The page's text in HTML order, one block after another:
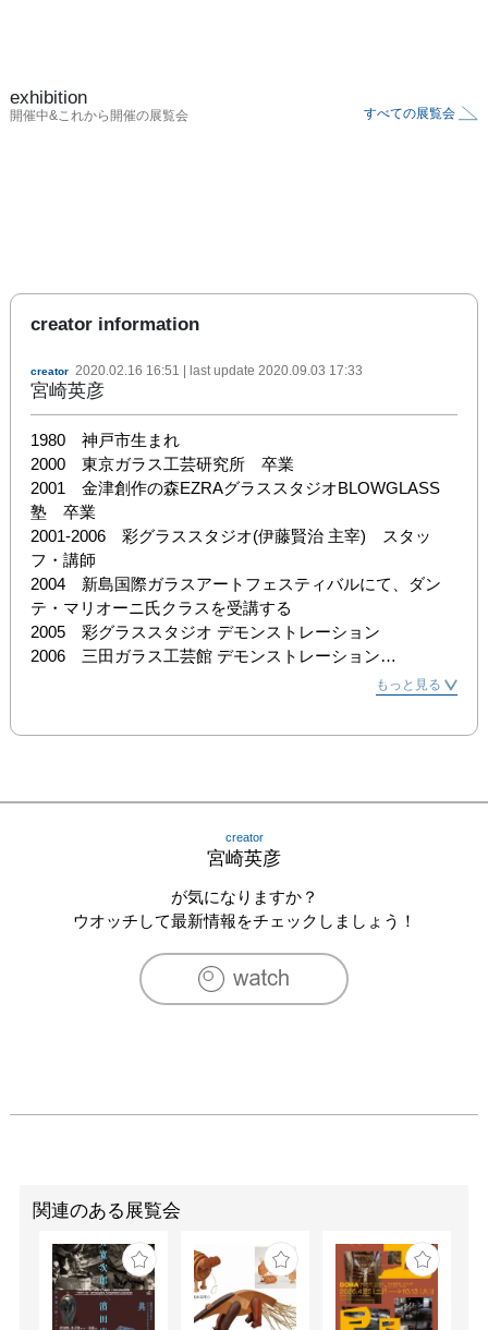
exhibition
開催中&これから開催の展覧会 すべての展覧会
creator information
creator 2020.02.16 16:51 | last update 2020.09.03 17:33
宮崎英彦
1980　神戸市生まれ
2000　東京ガラス工芸研究所　卒業
2001　金津創作の森EZRAグラススタジオBLOWGLASS
塾　卒業
2001-2006　彩グラススタジオ(伊藤賢治 主宰)　スタッ
フ・講師
2004　新島国際ガラスアートフェスティバルにて、ダン
テ・マリオーニ氏クラスを受講する
2005　彩グラススタジオ デモンストレーション
2006　三田ガラス工芸館 デモンストレーション
2008　丹波篠山市にて「ガラス工房るん」を設立
[賞歴]
2010　第48回　兵庫工芸展 入賞（兵庫県教育委員会賞）
2010　酒の器展 入選 2011年 第49回 兵庫工芸展 入賞（兵
2011　第49回 兵庫県展 入選
2019　第2回 北近江サケグラス公募展 入選
もっと見る
creator
宮崎英彦
が気になりますか？
ウオッチして最新情報をチェックしましょう！
関連のある展覧会